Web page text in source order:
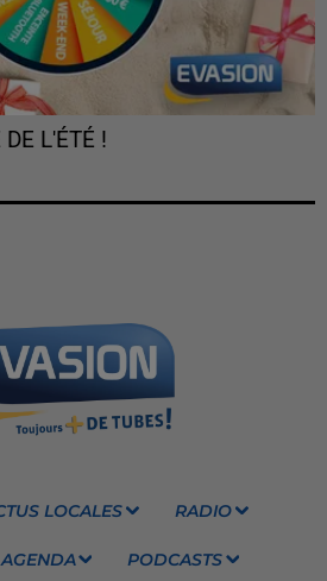
L'ÉTÉ !
LOCALES RADIO
AGENDA PODCASTS